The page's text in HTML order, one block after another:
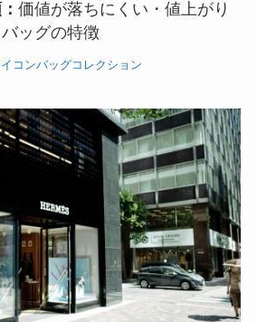
価値が落ちにくい・値上がり
ッグの特徴
コンバッグコレクション